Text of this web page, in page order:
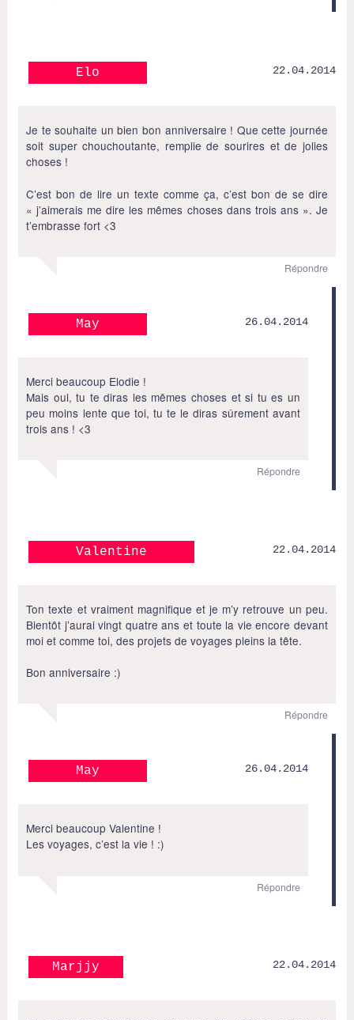
Elo 22.04.2014
Je te souhaite un bien bon anniversaire ! Que cette journée
soit super chouchoutante, remplie de sourires et de jolies
choses !
C’est bon de lire un texte comme ça, c’est bon de se dire
« j’aimerais me dire les mêmes choses dans trois ans ». Je
t’embrasse fort <3
Répondre
May 26.04.2014
Merci beaucoup Elodie !
Mais oui, tu te diras les mêmes choses et si tu es un
peu moins lente que toi, tu te le diras sûrement avant
trois ans ! <3
Répondre
Valentine 22.04.2014
Ton texte et vraiment magnifique et je m’y retrouve un peu.
Bientôt j’aurai vingt quatre ans et toute la vie encore devant
moi et comme toi, des projets de voyages pleins la tête.
Bon anniversaire :)
Répondre
May 26.04.2014
Merci beaucoup Valentine !
Les voyages, c’est la vie ! :)
Répondre
Marjjy 22.04.2014